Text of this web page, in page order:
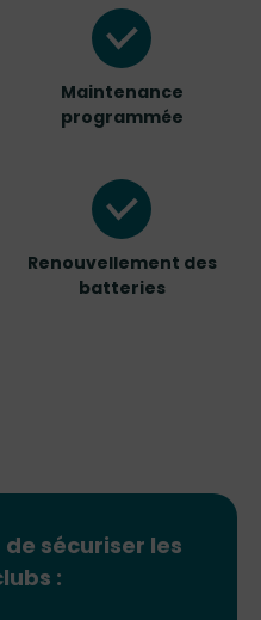
Maintenance
programmée
Renouvellement des
batteries
sécuriser les
: